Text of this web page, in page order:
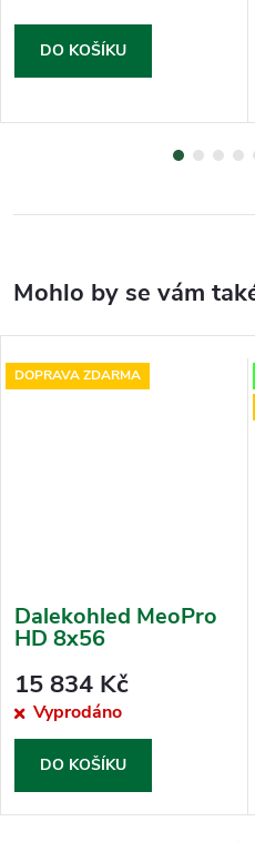
DO KOŠÍKU
DOPRAVA ZDARMA
Dalekohled MeoPro
HD 8x56
15 834 Kč
Vyprodáno
DO KOŠÍKU